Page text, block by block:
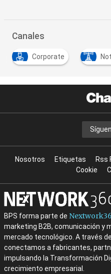
Canales
Corporate
Nosotros Etiquetas Rss
Cookie
BPS forma parte de
marketing B2B, comunicación y
mercado tecnológico. A través
conectamos a fabricantes,
impulsando la Transformación
crecimiento empresarial.